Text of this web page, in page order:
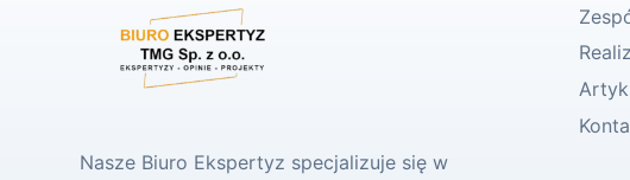
Nasze Biuro Ekspertyz specjalizuje się w